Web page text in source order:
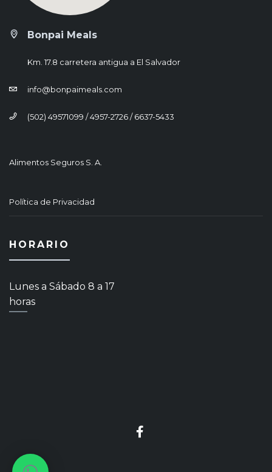
Bonpai Meals
Km. 17.8 carretera antigua a El Salvador
info@bonpaimeals.com
(502) 49571099 / 4957-2726 / 6637-5433
Alimentos Seguros S. A.
Política de Privacidad
HORARIO
Lunes a Sábado 8 a 17
horas